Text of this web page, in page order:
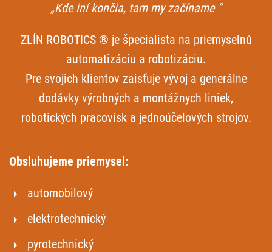
„Kde iní končia, tam my začíname “
ZLÍN ROBOTICS ® je špecialista na priemyselnú
automatizáciu a robotizáciu.
Pre svojich klientov zaisťuje vývoj a generálne
dodávky výrobných a montážnych liniek,
robotických pracovísk a jednoúčelových strojov.
Obsluhujeme priemysel:
automobilový
elektrotechnický
pyrotechnický